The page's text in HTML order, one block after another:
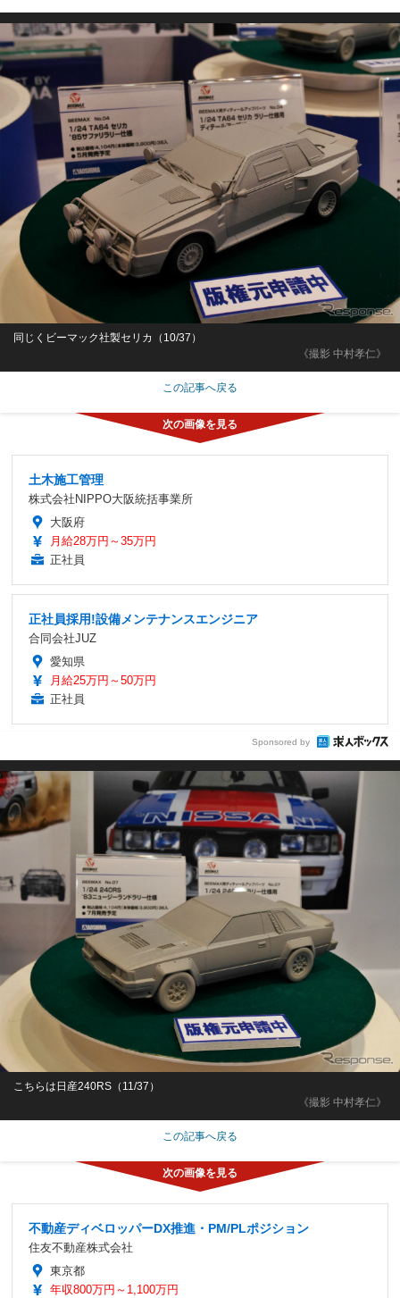
《撮影 中村孝仁》
同じくビーマック社製セリカ（10/37）
この記事へ戻る
土木施工管理
株式会社NIPPO大阪統括事業所
大阪府
月給28万円～35万円
正社員
正社員採用!設備メンテナンスエンジニア
合同会社JUZ
愛知県
月給25万円～50万円
正社員
Sponsored by
《撮影 中村孝仁》
こちらは日産240RS（11/37）
この記事へ戻る
不動産ディベロッパーDX推進・PM/PLポジション
住友不動産株式会社
東京都
年収800万円～1,100万円